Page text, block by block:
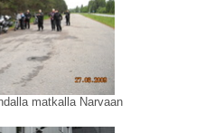
matkalla Narvaan